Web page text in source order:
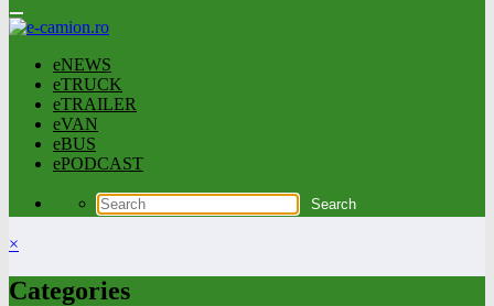
eNEWS
eTRUCK
eTRAILER
eVAN
eBUS
ePODCAST
×
Categories